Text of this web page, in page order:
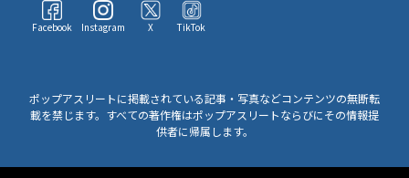
Facebook Instagram X TikTok
ポップアスリートに掲載されている記事・写真などコンテンツの無断転
載を禁じます。すべての著作権はポップアスリートならびにその情報提
供者に帰属します。